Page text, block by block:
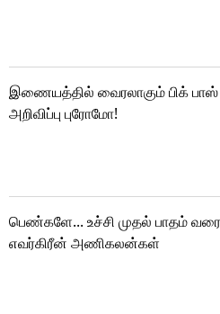
இணையத்தில் வைரலாகும் பிக்
அறிவிப்பு புரோமோ!
பெண்களே... உச்சி முதல் பாதம்
எவர்கிரீன் அணிகலன்கள்